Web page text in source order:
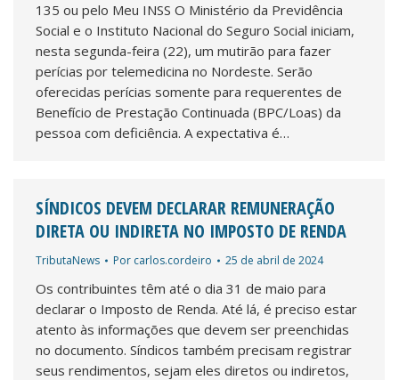
135 ou pelo Meu INSS O Ministério da Previdência
Social e o Instituto Nacional do Seguro Social iniciam,
nesta segunda-feira (22), um mutirão para fazer
perícias por telemedicina no Nordeste. Serão
oferecidas perícias somente para requerentes de
Benefício de Prestação Continuada (BPC/Loas) da
pessoa com deficiência. A expectativa é…
SÍNDICOS DEVEM DECLARAR REMUNERAÇÃO
DIRETA OU INDIRETA NO IMPOSTO DE RENDA
TributaNews Por carlos.cordeiro 25 de abril de 2024
Os contribuintes têm até o dia 31 de maio para
declarar o Imposto de Renda. Até lá, é preciso estar
atento às informações que devem ser preenchidas
no documento. Síndicos também precisam registrar
seus rendimentos, sejam eles diretos ou indiretos,